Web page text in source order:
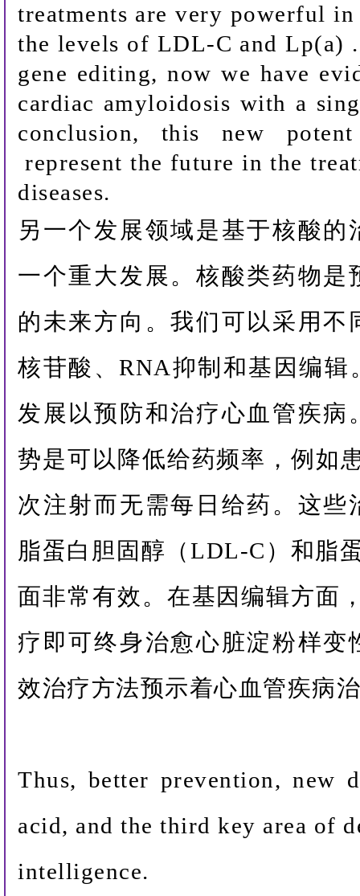
treatments are very powerful
the levels of LDL-C and Lp(a)
gene editing, now we have
cardiac amyloidosis with a
conclusion, this new
represent the future in the
diseases.
另一个发展领域是基于核酸
一个重大发展。核酸类药物是
的未来方向。我们可以采用不
核苷酸、RNA抑制和基因编
发展以预防和治疗心血管疾病
势是可以降低给药频率，例如
次注射而无需每日给药。这些
脂蛋白胆固醇（LDL-C）和脂
面非常有效。在基因编辑方面
疗即可终身治愈心脏淀粉样变
效治疗方法预示着心血管疾病
Thus, better prevention, new
acid, and the third key area of
intelligence.